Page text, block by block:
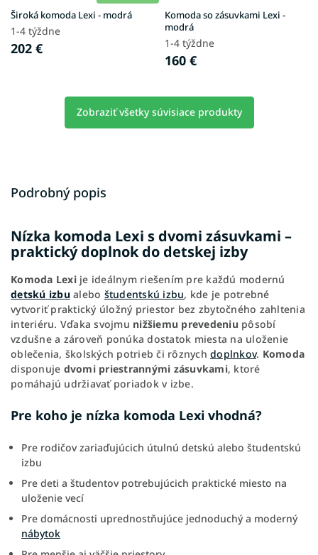
Široká komoda Lexi - modrá
1-4 týždne
202 €
Komoda so zásuvkami Lexi -
modrá
1-4 týždne
160 €
Zobraziť všetky súvisiace produkty
Podrobný popis
Nízka komoda Lexi s dvomi zásuvkami –
praktický doplnok do detskej izby
Komoda Lexije ideálnym riešením pre každú modernú
detskú izbualebo študentskú izbu, kde je potrebné
vytvoriť praktický úložný priestor bez zbytočného zahltenia
interiéru. Vďaka svojmu nižšiemu prevedeniu pôsobí
vzdušne a zároveň ponúka dostatok miesta na uloženie
oblečenia, školských potrieb či rôznych doplnkov. Komoda
disponuje dvomi priestrannými zásuvkami, ktoré
pomáhajú udržiavať poriadok v izbe.
Pre koho je nízka komoda Lexi vhodná?
Pre rodičov zariaďujúcich útulnú detskú alebo študentskú
izbu
Pre deti a študentov potrebujúcich praktické miesto na
uloženie vecí
Pre domácnosti uprednostňujúce jednoduchý a moderný
nábytok